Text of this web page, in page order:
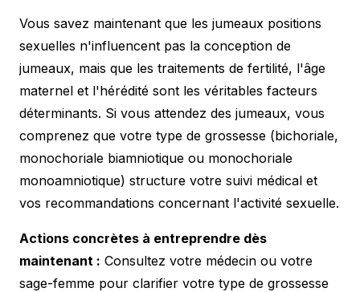
Vous savez maintenant que les jumeaux positions
sexuelles n'influencent pas la conception de
jumeaux, mais que les traitements de fertilité, l'âge
maternel et l'hérédité sont les véritables facteurs
déterminants. Si vous attendez des jumeaux, vous
comprenez que votre type de grossesse (bichoriale,
monochoriale biamniotique ou monochoriale
monoamniotique) structure votre suivi médical et
vos recommandations concernant l'activité sexuelle.
Actions concrètes à entreprendre dès
maintenant : Consultez votre médecin ou votre
sage-femme pour clarifier votre type de grossesse